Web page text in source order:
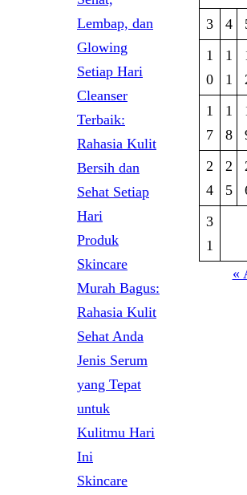
Lembap, dan
Glowing
Setiap Hari
Cleanser
Terbaik:
Rahasia Kulit
Bersih dan
Sehat Setiap
Hari
Produk
Skincare
Murah Bagus:
Rahasia Kulit
Sehat Anda
Jenis Serum
yang Tepat
untuk
Kulitmu Hari
Ini
Skincare
3
4
1
0
1
1
1
7
1
8
2
4
2
5
3
1
«